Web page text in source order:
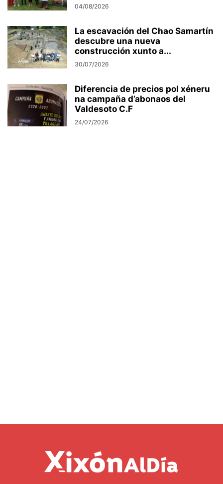
04/08/2026
La escavación del Chao Samartín
descubre una nueva
construcción xunto a...
30/07/2026
Diferencia de precios pol xéneru
na campaña d’abonaos del
Valdesoto C.F
24/07/2026